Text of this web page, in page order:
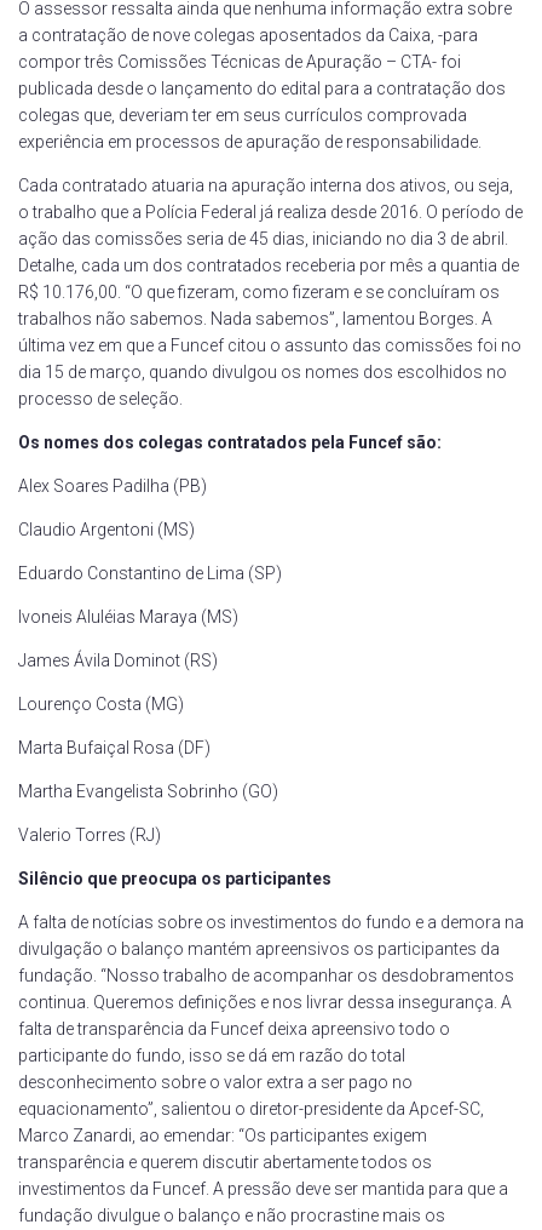
O assessor ressalta ainda que nenhuma informação extra sobre
a contratação de nove colegas aposentados da Caixa, -para
compor três Comissões Técnicas de Apuração – CTA- foi
publicada desde o lançamento do edital para a contratação dos
colegas que, deveriam ter em seus currículos comprovada
experiência em processos de apuração de responsabilidade.
Cada contratado atuaria na apuração interna dos ativos, ou seja,
o trabalho que a Polícia Federal já realiza desde 2016. O período de
ação das comissões seria de 45 dias, iniciando no dia 3 de abril.
Detalhe, cada um dos contratados receberia por mês a quantia de
R$ 10.176,00. “O que fizeram, como fizeram e se concluíram os
trabalhos não sabemos. Nada sabemos”, lamentou Borges. A
última vez em que a Funcef citou o assunto das comissões foi no
dia 15 de março, quando divulgou os nomes dos escolhidos no
processo de seleção.
Os nomes dos colegas contratados pela Funcef são:
Alex Soares Padilha (PB)
Claudio Argentoni (MS)
Eduardo Constantino de Lima (SP)
Ivoneis Aluléias Maraya (MS)
James Ávila Dominot (RS)
Lourenço Costa (MG)
Marta Bufaiçal Rosa (DF)
Martha Evangelista Sobrinho (GO)
Valerio Torres (RJ)
Silêncio que preocupa os participantes
A falta de notícias sobre os investimentos do fundo e a demora na
divulgação o balanço mantém apreensivos os participantes da
fundação. “Nosso trabalho de acompanhar os desdobramentos
continua. Queremos definições e nos livrar dessa insegurança. A
falta de transparência da Funcef deixa apreensivo todo o
participante do fundo, isso se dá em razão do total
desconhecimento sobre o valor extra a ser pago no
equacionamento”, salientou o diretor-presidente da Apcef-SC,
Marco Zanardi, ao emendar: “Os participantes exigem
transparência e querem discutir abertamente todos os
investimentos da Funcef. A pressão deve ser mantida para que a
fundação divulgue o balanço e não procrastine mais os